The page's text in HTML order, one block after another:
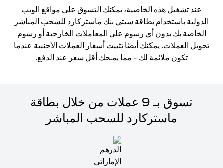
عند تشغيل هذه الخاصية، يمكنك التسوق على مواقع الويب
الدولية باستخدام بطاقة سيتي بنك ماستركارد للسحب المباشر
الخاصة بك بدون أي رسوم على المعاملات الخارجية أو رسوم
تحويل العملات. يمكنك أيضًا تثبيت أسعار العملات الأجنبية عندما
تكون ملائمة لك - مما يمنحك أقل سعر عند الدفع.
تسوق بـ 9 عملات من خلال بطاقة
ماستركارد للسحب المباشر